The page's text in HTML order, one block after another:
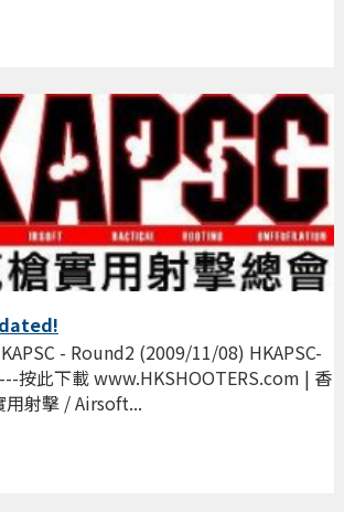
- Round2 (2009/11/08) HKAPSC-
按此下載 www.HKSHOOTERS.com | 香
用射擊 / Airsoft...